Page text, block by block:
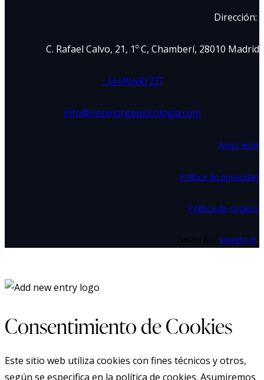
Dirección:
C. Rafael Calvo, 21, 1º C, Chamberí, 28010 Madrid
+34 691 650 227
info@irenejorgepsicologia.com
Aviso legal
Política de privacidad
Política de cookies
Hecho por soweto.io
Consentimiento de Cookies
Este sitio web utiliza cookies con fines técnicos y otros,
según se especifica en la política de cookies. Asumiremos